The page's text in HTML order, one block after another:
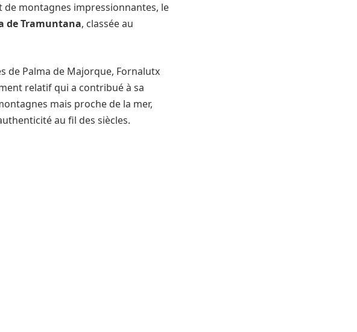
de montagnes impressionnantes, le
de Tramuntana, classée au
de Palma de Majorque, Fornalutx
relatif qui a contribué à sa
mais proche de la mer,
au fil des siècles.